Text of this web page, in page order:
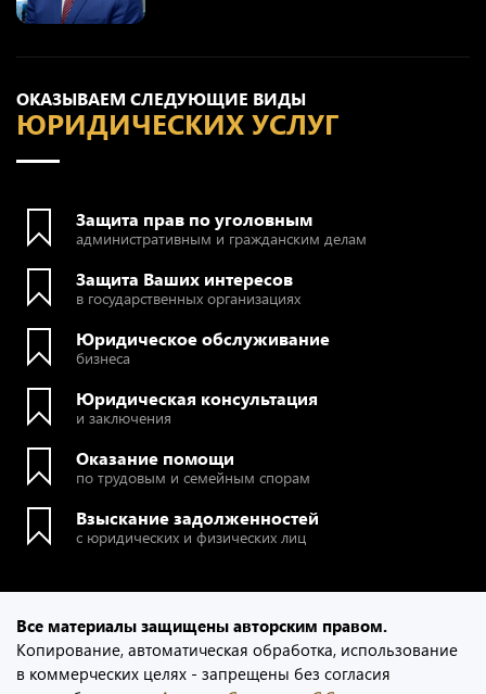
ОКАЗЫВАЕМ СЛЕДУЮЩИЕ ВИДЫ
ЮРИДИЧЕСКИХ УСЛУГ
Защита прав по уголовным
административным и гражданским делам
Защита Ваших интересов
в государственных организациях
Юридическое обслуживание
бизнеса
Юридическая консультация
и заключения
Оказание помощи
по трудовым и семейным спорам
Взыскание задолженностей
с юридических и физических лиц
Все материалы защищены авторским правом.
Копирование, автоматическая обработка, использование
в коммерческих целях - запрещены без согласия